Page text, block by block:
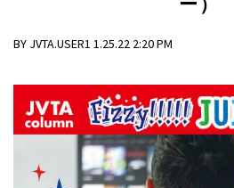
BY JVTA.USER1 1.25.22 2:20 PM